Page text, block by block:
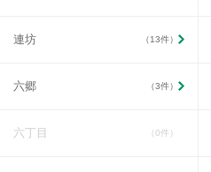
連坊 （13件）
六郷 （3件）
六丁目 （0件）